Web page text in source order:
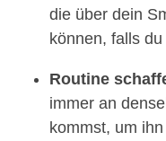
die über dein
können, falls
Routine
immer an
kommst, um